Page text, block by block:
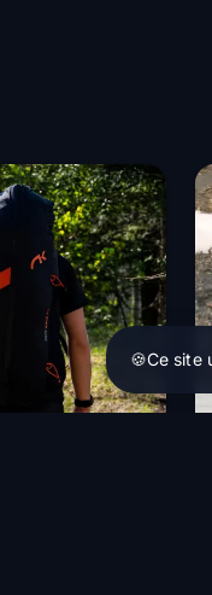
🍪Ce site